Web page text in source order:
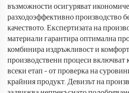
възможности осигуряват
разходоэффективно производство
качеството. Експертизата на
материали гарантира оптимална
комбинира издръжливост и
производствени процеси включват
всеки етап – от проверка на
крайния продукт. Девизът на